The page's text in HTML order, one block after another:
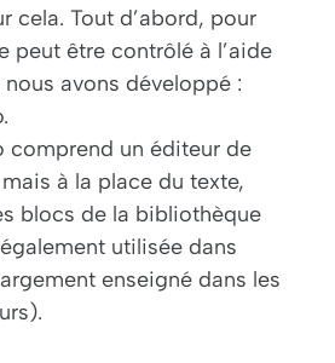
cela. Tout d’abord, pour
peut être contrôlé à l’aide
avons développé :
comprend un éditeur de
à la place du texte,
blocs de la bibliothèque
utilisée dans
enseigné dans les